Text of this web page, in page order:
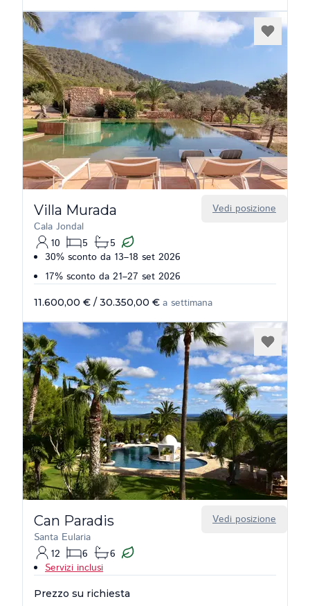
Vedi posizione
Villa Murada
Cala Jondal
10
5
5
30% sconto da 13–18 set 2026
17% sconto da 21–27 set 2026
11.600,00 € / 30.350,00 € a settimana
Vedi posizione
Can Paradis
Santa Eularia
12
6
6
Servizi inclusi
Prezzo su richiesta